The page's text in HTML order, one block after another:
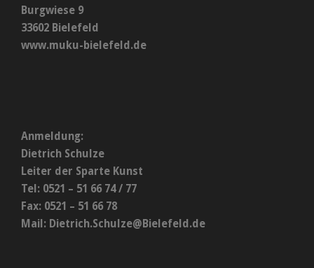
Burgwiese 9
33602 Bielefeld
www.muku-bielefeld.de
Anmeldung:
Dietrich Schulze
Leiter der Sparte Kunst
Tel: 0521 – 51 66 74 / 77
Fax: 0521 – 51 66 78
Mail: Dietrich.Schulze@Bielefeld.de